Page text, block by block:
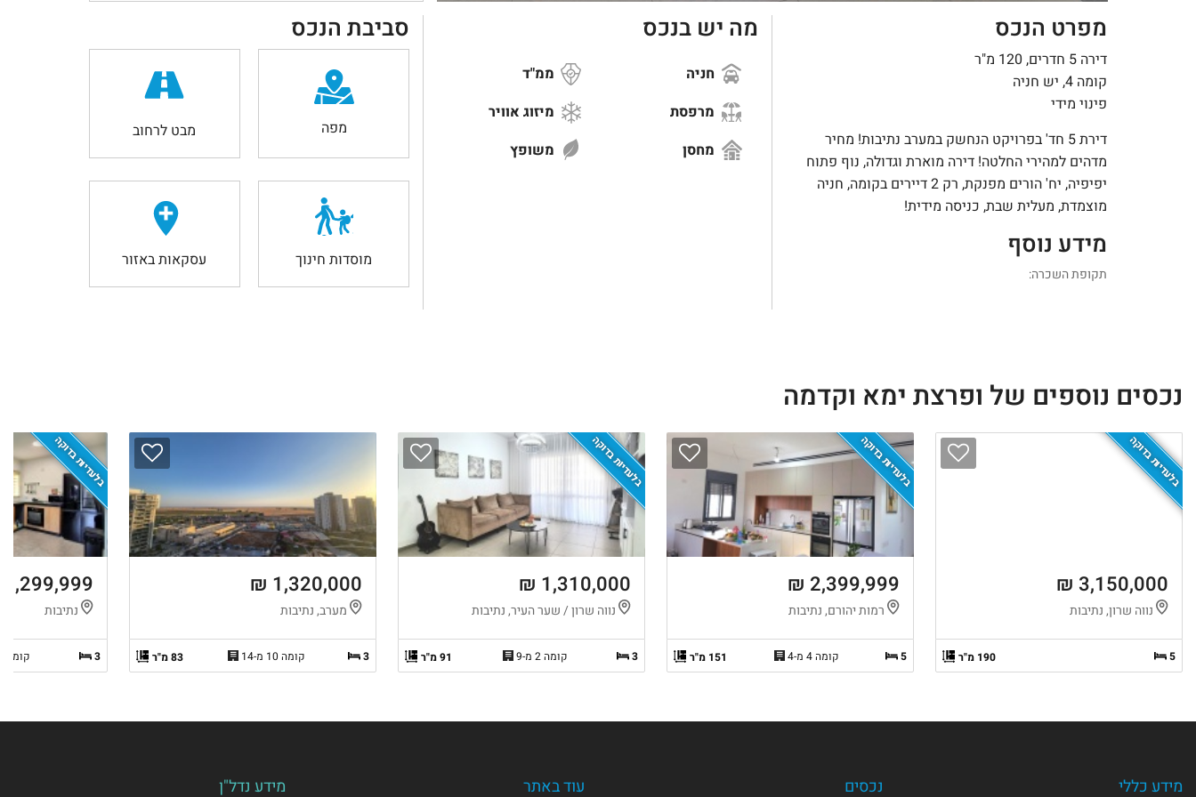
מפרט הנכס
דירה 5 חדרים, 120 מ"ר
קומה 4, יש חניה
פינוי מידי
דירת 5 חד' בפרויקט הנחשק במערב נתיבות! מחיר
מדהים למהירי החלטה! דירה מוארת וגדולה, נוף פתוח
יפיפיה, יח' הורים מפנקת, רק 2 דיירים בקומה, חניה
מוצמדת, מעלית שבת, כניסה מידית!
מידע נוסף
תקופת השכרה:
מה יש בנכס
חניה
ממ"ד
מרפסת
מיזוג אוויר
מחסן
משופץ
סביבת הנכס
מפה מבט לרחוב
מוסדות חינוך עסקאות באזור
נכסים נוספים של ופרצת ימא וקדמה
בלעדיות בדוקה
3,150,000 ₪
נווה שרון, נתיבות
5 190 מ"ר
בלעדיות בדוקה
2,399,999 ₪
רמות יהורם, נתיבות
5 קומה 4 מ-4 151 מ"ר
בלעדיות בדוקה
1,310,000 ₪
נווה שרון / שער העיר, נתיבות
3 קומה 2 מ-9 91 מ"ר
1,320,000 ₪
מערב, נתיבות
3 קומה 10 מ-14 83 מ"ר
בלעדיות בדוקה
1,299,999 ₪
נתיבות
3 קומה 1 מ-9
מידע כללי נכסים עוד באתר מידע נדל"ן